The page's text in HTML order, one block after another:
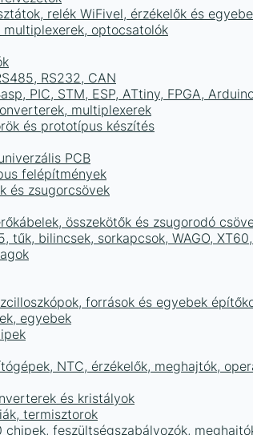
relék WiFivel, érzékelők és
optocsatolók
RS232, CAN
PIC, STM, ESP, ATtiny, FPGA,
multiplexerek
és prototípus készítés
PCB
felépítmények
és zsugorcsövek
összekötők és zsugorodó
tűk, bilincsek, sorkapcsok, WAGO,
források és egyebek
egyebek
NTC, érzékelők, meghajtók,
és kristályok
termisztorok
feszültségszabályozók,